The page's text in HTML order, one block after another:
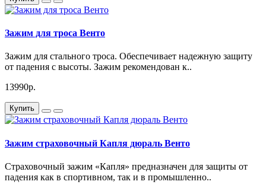
Зажим для троса Венто
Зажим для стального троса. Обеспечивает надежную защиту
от падения с высоты. Зажим рекомендован к..
13990р.
Купить
Зажим страховочный Капля дюраль Венто
Страховочный зажим «Капля» предназначен для защиты от
падения как в спортивном, так и в промышленно..